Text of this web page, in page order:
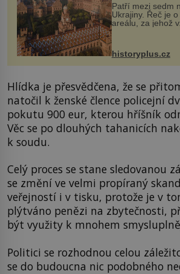
Patří mezi sedm
Ukrajiny. Řeč je
areálu, za jehož
český architekt
na něm dal
stavební plány by
historyplus.cz
Hlídka je přesvědčena, že se
natočil k ženské člence policejní
pokutu 900 eur, kterou hříšník
Věc se po dlouhých tahanicích
k soudu.
Celý proces se stane sledovanou
se změní ve velmi propíraný
veřejností i v tisku, protože je v
plýtváno penězi na zbytečnosti,
být využity k mnohem
Politici se rozhodnou celou
se do budoucna nic podobného